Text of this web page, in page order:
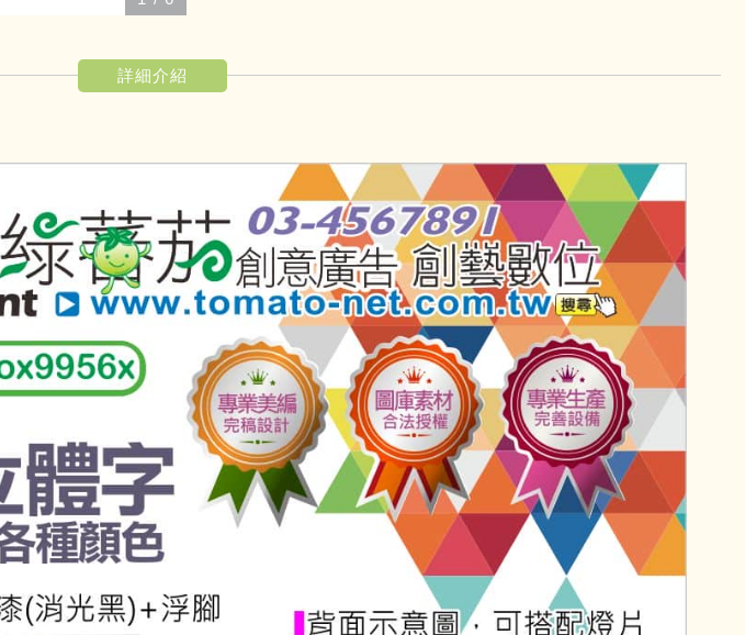
詳細介紹